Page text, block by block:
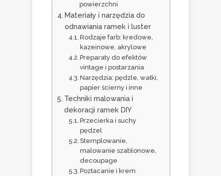
powierzchni
Materiały i narzędzia do
odnawiania ramek i luster
Rodzaje farb: kredowe,
kazeinowe, akrylowe
Preparaty do efektów
vintage i postarzania
Narzędzia: pędzle, wałki,
papier ścierny i inne
Techniki malowania i
dekoracji ramek DIY
Przecierka i suchy
pędzel
Stemplowanie,
malowanie szablonowe,
decoupage
Pozłacanie i krem